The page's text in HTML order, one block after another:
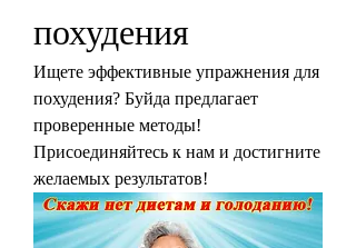
похудения
Ищете эффективные упражнения для
похудения? Буйда предлагает
проверенные методы!
Присоединяйтесь к нам и достигните
желаемых результатов!